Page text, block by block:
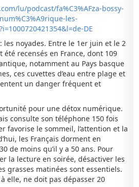
lu/podcast/fa%C3%AFza-bossy-
les-
DE
les noyades. Entre le 1er juin et le 2
été recensés en France, dont 109
notamment au Pays basque
ces cuvettes d’eau entre plage et
un danger fréquent et
pour une détox numérique.
consulte son téléphone 150 fois
favorise le sommeil, l’attention et la
les Français dorment en
de moins qu’il y a 50 ans. Pour
la lecture en soirée, désactiver les
grasses matinées sont essentiels.
elle, ne doit pas dépasser 20